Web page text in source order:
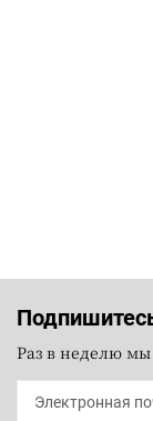
Раз в неделю